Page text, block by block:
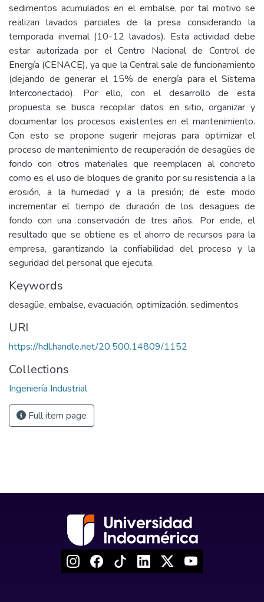
sedimentos acumulados en el embalse, por tal motivo se
realizan lavados parciales de la presa considerando la
temporada invernal (10-12 lavados). Esta actividad debe
estar autorizada por el Centro Nacional de Control de
Energía (CENACE), ya que la Central sale de funcionamiento
(dejando de generar el 15% de energía para el Sistema
Interconectado). Por ello, con el desarrollo de esta
propuesta se busca recopilar datos en sitio, organizar y
documentar los procesos existentes en el mantenimiento.
Con esto se propone sugerir mejoras para optimizar el
proceso de mantenimiento de recuperación de desagües de
fondo con otros materiales que reemplacen al concreto
como es el uso de bloques de granito por su resistencia a la
erosión, a la humedad y a la presión; de este modo
incrementar el tiempo de duración de los desagües de
fondo con una conservación de tres años. Por ende, el
resultado que se obtiene es el ahorro de recursos para la
empresa, garantizando la confiabilidad del proceso y la
seguridad del personal que ejecuta.
Keywords
desagüe, embalse, evacuación, optimización, sedimentos
URI
https://hdl.handle.net/20.500.14809/1152
Collections
Ingeniería Industrial
Full item page